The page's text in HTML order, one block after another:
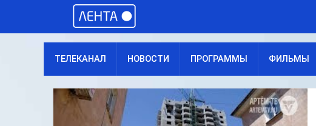
ТЕЛЕКАНАЛ НОВОСТИ ПРОГРАММЫ ФИЛЬМЫ